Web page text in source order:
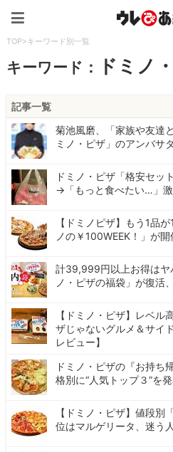
TOP>キーワード別一覧
キーワード： ドミノ
記事一覧
菊池風磨、「家族や友達
ミノ・ピザ」のアンバサ
ドミノ・ピザ「格安セッ
→「もっと食べたい…」
【ドミノピザ】もう1品
ノの￥100WEEK！」が開
計39,999円以上お得はヤ
ノ・ピザの福袋」が復活
【ドミノ・ピザ】レベ
ザじゃないグルメ＆サイ
レビュー】
ドミノ・ピザの『お持ち
格別に“人気トップ３”を
【ドミノ・ピザ】値段別
位はマルゲリータ、迷う